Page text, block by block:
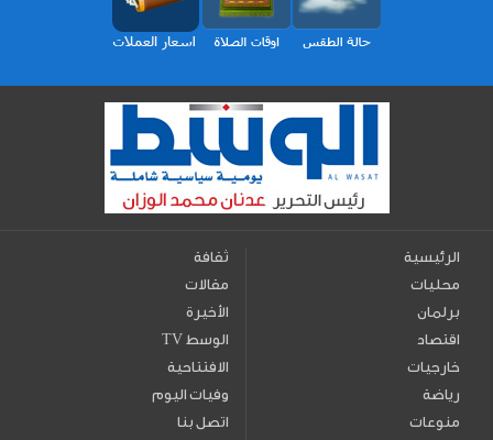
الرئيسية
محليات
برلمان
اقتصاد
خارجيات
رياضة
منوعات
ثقافة
مقالات
الأخيرة
TV الوسط
الافتتاحية
وفيات اليوم
اتصل بنا